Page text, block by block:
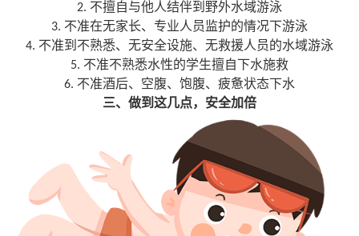
2. 不擅自与他人结伴到野外水域游泳
3. 不准在无家长、专业人员监护的情况下游泳
4. 不准到不熟悉、无安全设施、无救援人员的水域游泳
5. 不准不熟悉水性的学生擅自下水施救
6. 不准酒后、空腹、饱腹、疲惫状态下水
三、做到这几点，安全加倍